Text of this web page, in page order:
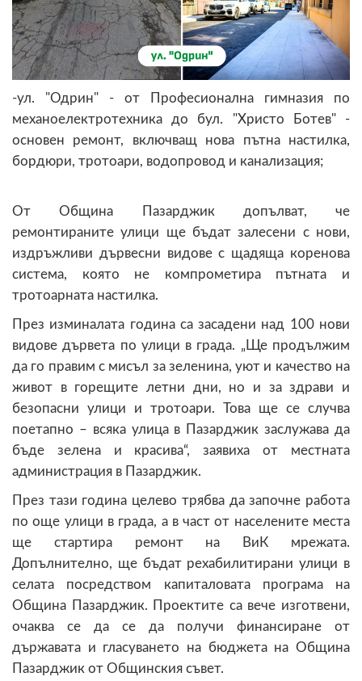
-ул. "Одрин" - от Професионална гимназия по
механоелектротехника до бул. "Христо Ботев" -
основен ремонт, включващ нова пътна настилка,
бордюри, тротоари, водопровод и канализация;
От Община Пазарджик допълват, че
ремонтираните улици ще бъдат залесени с нови,
издръжливи дървесни видове с щадяща коренова
система, която не компрометира пътната и
тротоарната настилка.
През изминалата година са засадени над 100 нови
видове дървета по улици в града. „Ще продължим
да го правим с мисъл за зеленина, уют и качество на
живот в горещите летни дни, но и за здрави и
безопасни улици и тротоари. Това ще се случва
поетапно – всяка улица в Пазарджик заслужава да
бъде зелена и красива“, заявиха от местната
администрация в Пазарджик.
През тази година целево трябва да започне работа
по още улици в града, а в част от населените места
ще стартира ремонт на ВиК мрежата.
Допълнително, ще бъдат рехабилитирани улици в
селата посредством капиталовата програма на
Община Пазарджик. Проектите са вече изготвени,
очаква се да се да получи финансиране от
държавата и гласуването на бюджета на Община
Пазарджик от Общинския съвет.